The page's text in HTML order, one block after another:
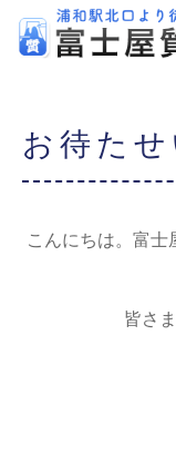
お待た
こんにちは。富士
皆さ